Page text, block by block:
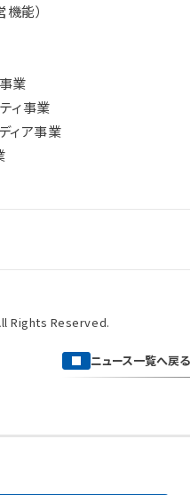
能）
業
ィ事業
ィア事業
Rights Reserved.
ニュース一覧へ戻る